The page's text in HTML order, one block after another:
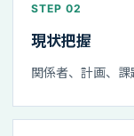
STEP 02
現状把握
関係者、計画、課